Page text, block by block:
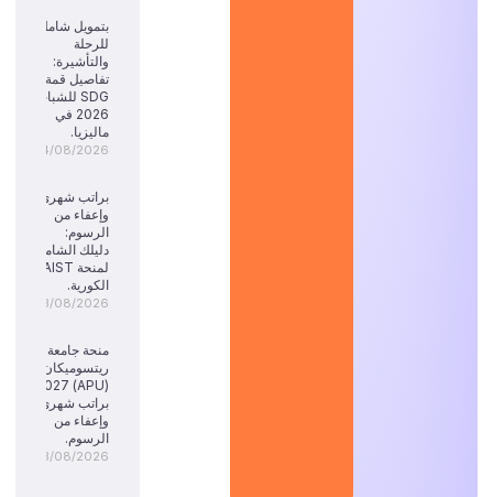
بتمويل شامل
للرحلة
والتأشيرة:
تفاصيل قمة
SDG للشباب
2026 في
ماليزيا.
04/08/2026
براتب شهري
وإعفاء من
الرسوم:
دليلك الشامل
لمنحة KAIST
الكورية.
03/08/2026
منحة جامعة
ريتسوميكان
(APU) 2027:
براتب شهري
وإعفاء من
الرسوم.
03/08/2026